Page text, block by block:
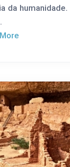
da humanidade.